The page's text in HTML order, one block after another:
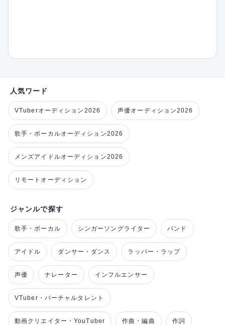
人気ワード
VTuberオーディション2026 声優オーディション2026
歌手・ボーカルオーディション2026
メンズアイドルオーディション2026
リモートオーディション
ジャンルで探す
歌手・ボーカル シンガーソングライター バンド
アイドル ダンサー・ダンス ラッパー・ラップ
声優 ナレーター インフルエンサー
VTuber・バーチャルタレント
動画クリエイター・YouTuber 作曲・編曲 作詞